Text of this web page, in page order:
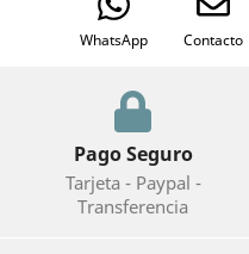
WhatsApp Contacto
Pago Seguro
Tarjeta - Paypal -
Transferencia